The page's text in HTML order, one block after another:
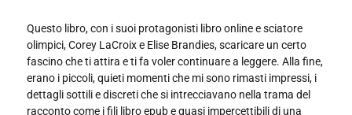
Questo libro, con i suoi protagonisti libro online e sciatore
olimpici, Corey LaCroix e Elise Brandies, scaricare un certo
fascino che ti attira e ti fa voler continuare a leggere. Alla fine,
erano i piccoli, quieti momenti che mi sono rimasti impressi, i
dettagli sottili e discreti che si intrecciavano nella trama del
racconto come i fili libro epub e quasi impercettibili di una